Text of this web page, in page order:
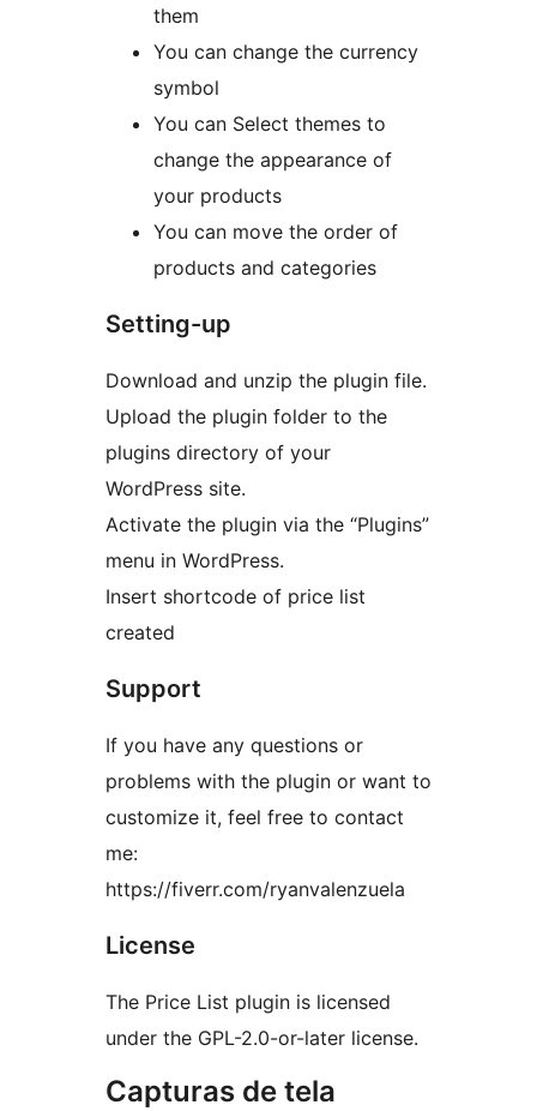
them
You can change the currency
symbol
You can Select themes to
change the appearance of
your products
You can move the order of
products and categories
Setting-up
Download and unzip the plugin file.
Upload the plugin folder to the
plugins directory of your
WordPress site.
Activate the plugin via the “Plugins”
menu in WordPress.
Insert shortcode of price list
created
Support
If you have any questions or
problems with the plugin or want to
customize it, feel free to contact
me:
https://fiverr.com/ryanvalenzuela
License
The Price List plugin is licensed
under the GPL-2.0-or-later license.
Capturas de tela